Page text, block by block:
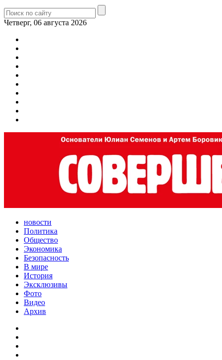
Четверг, 06 августа 2026
новости
Политика
Общество
Экономика
Безопасность
В мире
История
Эксклюзивы
Фото
Видео
Архив